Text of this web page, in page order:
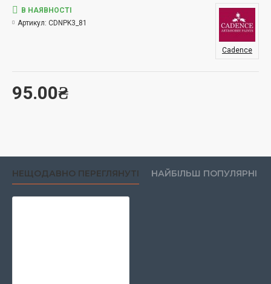
95.00₴
В НАЯВНОСТІ
Артикул: CDNPK3_81
Cadence
НЕЩОДАВНО ПЕРЕГЛЯНУТІ НАЙБІЛЬШ ПОПУЛЯРНІ